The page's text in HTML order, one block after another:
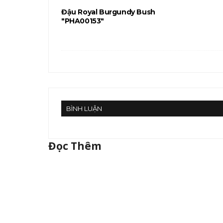
Đậu Royal Burgundy Bush
"PHA00153"
BÌNH LUẬN
Đọc Thêm